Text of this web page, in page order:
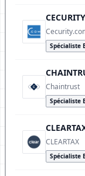
CECURITY
Spécialiste
Chaintrust
Spécialiste
CLEARTAX
Spécialiste